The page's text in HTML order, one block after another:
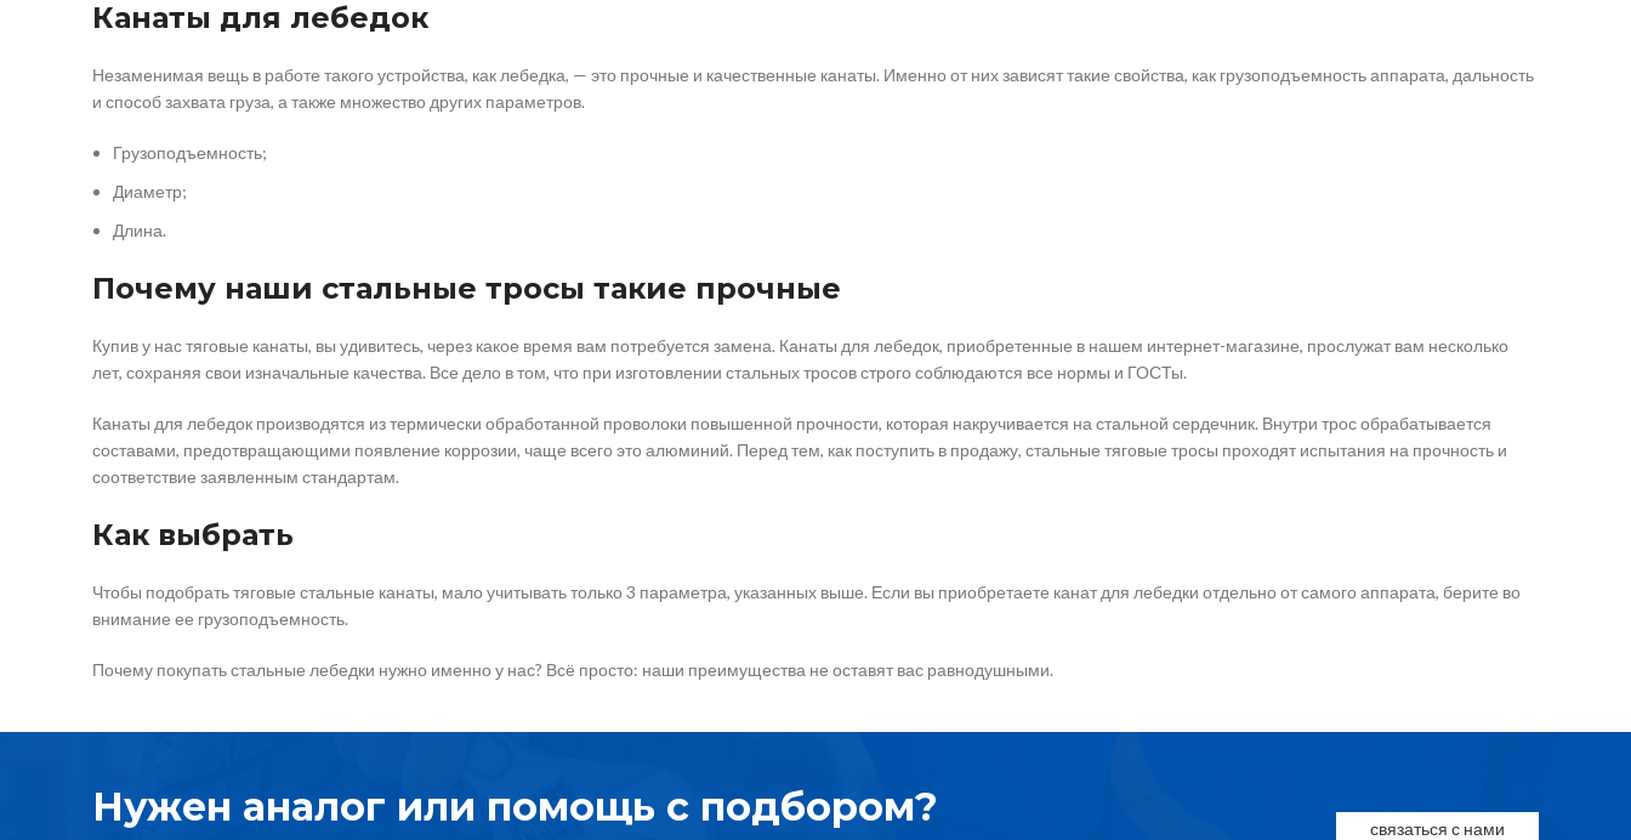
Канаты для лебедок
Незаменимая вещь в работе такого устройства, как лебедка, — это прочные и качественные канаты. Именно от них зависят такие свойства, как грузоподъемность аппарата, дальность
и способ захвата груза, а также множество других параметров.
Грузоподъемность;
Диаметр;
Длина.
Почему наши стальные тросы такие прочные
Купив у нас тяговые канаты, вы удивитесь, через какое время вам потребуется замена. Канаты для лебедок, приобретенные в нашем интернет-магазине, прослужат вам несколько
лет, сохраняя свои изначальные качества. Все дело в том, что при изготовлении стальных тросов строго соблюдаются все нормы и ГОСТы.
Канаты для лебедок производятся из термически обработанной проволоки повышенной прочности, которая накручивается на стальной сердечник. Внутри трос обрабатывается
составами, предотвращающими появление коррозии, чаще всего это алюминий. Перед тем, как поступить в продажу, стальные тяговые тросы проходят испытания на прочность и
соответствие заявленным стандартам.
Как выбрать
Чтобы подобрать тяговые стальные канаты, мало учитывать только 3 параметра, указанных выше. Если вы приобретаете канат для лебедки отдельно от самого аппарата, берите во
внимание ее грузоподъемность.
Почему покупать стальные лебедки нужно именно у нас? Всё просто: наши преимущества не оставят вас равнодушными.
Нужен аналог или помощь с подбором? связаться с нами